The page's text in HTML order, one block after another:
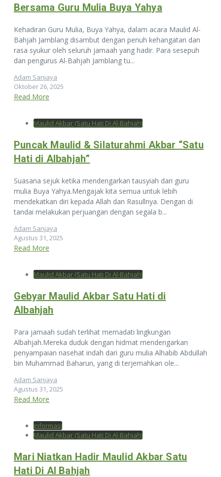
Bersama Guru Mulia Buya Yahya
Kehadiran Guru Mulia, Buya Yahya, dalam acara Maulid Al-
Bahjah Jamblang disambut dengan penuh kehangatan dan
rasa syukur oleh seluruh jamaah yang hadir. Para sesepuh
dan pengurus Al-Bahjah Jamblang tu...
Adam Sanjaya
Oktober 26, 2025
Read More
Maulid Akbar (Satu Hati Di Al-Bahjah)
Puncak Maulid & Silaturahmi Akbar “Satu
Hati di Albahjah”
Suasana sejuk ketika mendengarkan tausyiah dari guru
mulia Buya Yahya.Mengajak kita semua untuk lebih
mendekatkan diri kepada Allah dan Rasullnya. Dengan di
tandai melakukan perjuangan dengan segala b...
Adam Sanjaya
Agustus 31, 2025
Read More
Maulid Akbar (Satu Hati Di Al-Bahjah)
Gebyar Maulid Akbar Satu Hati di
Albahjah
Para jamaah sudah terlihat memadati lingkungan
Albahjah.Mereka duduk dengan hidmat mendengarkan
penyampaian nasehat indah dari guru mulia Alhabib Abdullah
bin Muhammad Baharun, yang di terjemahkan ole...
Adam Sanjaya
Agustus 31, 2025
Read More
Informasi
Maulid Akbar (Satu Hati Di Al-Bahjah)
Mari Niatkan Hadir Maulid Akbar Satu
Hati Di Al Bahjah